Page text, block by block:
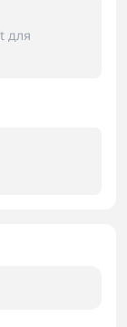
для